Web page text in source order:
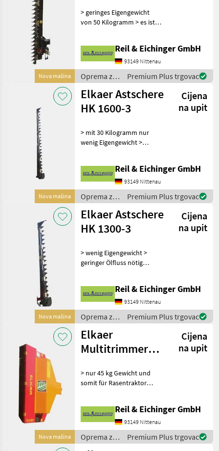
Nova mašina
> geringes Eigengewicht
von 50 Kilogramm > es ist
sauber: Aststücke oder
Späne fliegen nicht herum >
21 Klingen
Reil & Eichinger GmbH
93149 Nittenau
Oprema za
uređenje
drveća /
Elkaer
Premium Plus trgovac
Nova mašina
Elkaer Astschere
HK 1600-3
Cijena
na upit
> mit 30 Kilogramm nur
wenig Eigengewicht >
ohne umherfliegende Teile
wie Aststücke oder
Sägespäne > kann Äste
Reil & Eichinger GmbH
93149 Nittenau
Oprema za
uređenje
drveća /
Elkaer
Premium Plus trgovac
Nova mašina
Elkaer Astschere
HK 1300-3
Cijena
na upit
> wenig Eigengewicht >
geringer Ölfluss nötig
(Aststücke, Sägespäne) >
Arbeitsbreite von 1, 30
Meter > für Äste bis 30 Milli
Reil & Eichinger GmbH
93149 Nittenau
Oprema za
uređenje
drveća /
Elkaer
Premium Plus trgovac
Nova mašina
Elkaer
Multitrimmer
Cijena
na upit
> nur 45 kg Gewicht und
somit für Rasentraktor
Mulchmesser von jeweils 45
Zentimetern > schneidet &
zerkleinert
Reil & Eichinger GmbH
93149 Nittenau
Oprema za
uređenje
Premium Plus trgovac